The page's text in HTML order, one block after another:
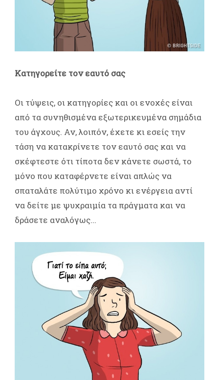
Κατηγορείτε τον εαυτό σας
Οι τύψεις, οι κατηγορίες και οι ενοχές είναι
από τα συνηθισμένα εξωτερικευμένα σημάδια
του άγχους. Αν, λοιπόν, έχετε κι εσείς την
τάση να κατακρίνετε τον εαυτό σας και να
σκέφτεστε ότι τίποτα δεν κάνετε σωστά, το
μόνο που καταφέρνετε είναι απλώς να
σπαταλάτε πολύτιμο χρόνο κι ενέργεια αντί
να δείτε με ψυχραιμία τα πράγματα και να
δράσετε αναλόγως...